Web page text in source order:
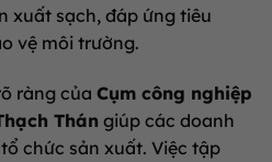
xuất sạch, đáp ứng tiêu
vệ môi trường.
ràng của Cụm công nghiệp
Thán giúp các doanh
chức sản xuất. Việc tập